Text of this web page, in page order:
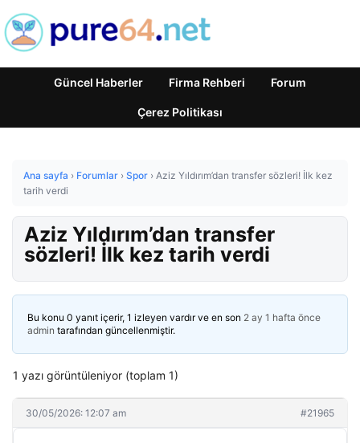
Güncel Haberler Firma Rehberi Forum
Çerez Politikası
Ana sayfa › Forumlar › Spor › Aziz Yıldırım’dan transfer sözleri! İlk kez
tarih verdi
Aziz Yıldırım’dan transfer
sözleri! İlk kez tarih verdi
Bu konu 0 yanıt içerir, 1 izleyen vardır ve en son 2 ay 1 hafta önce
admin tarafından güncellenmiştir.
1 yazı görüntüleniyor (toplam 1)
30/05/2026: 12:07 am #21965